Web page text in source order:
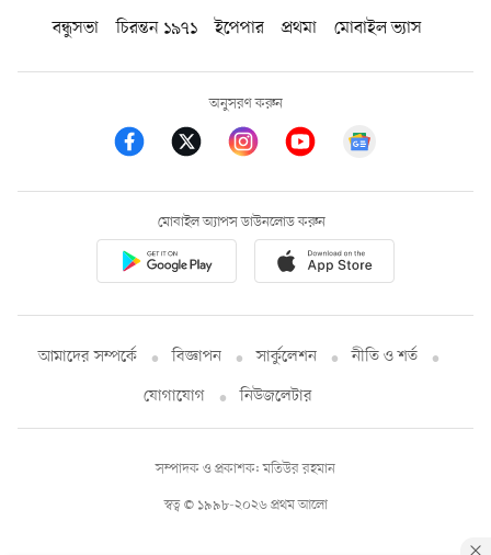
বন্ধুসভা
চিরন্তন ১৯৭১ ইপেপার প্রথমা মোবাইল ভ্যাস
অনুসরণ করুন
মোবাইল অ্যাপস ডাউনলোড করুন
আমাদের সম্পর্কে বিজ্ঞাপন সার্কুলেশন
নীতি ও শর্ত
যোগাযোগ
নিউজলেটার
স্বত্ব © ১৯৯৮-২০২৬ প্রথম আলো
সম্পাদক ও প্রকাশক: মতিউর রহমান